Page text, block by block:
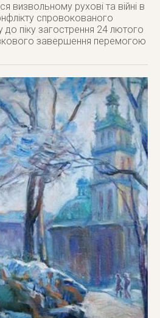
визвольному рухові та війні в
спровокованого
піку загострення 24 лютого
завершення перемогою